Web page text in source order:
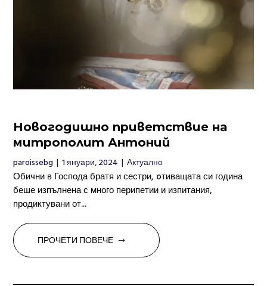
Новогодишно приветствие на
митрополит Антоний
paroissebg | 1 януари, 2024 | Актуално
Обични в Господа братя и сестри, oтиващата си година
беше изпълнена с много перипетии и изпитания,
продиктувани от...
ПРОЧЕТИ ПОВЕЧЕ